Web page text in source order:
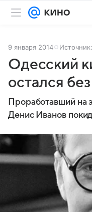
9 января 2014 Источник:
Одесский
остался
Проработавший на
Денис Иванов